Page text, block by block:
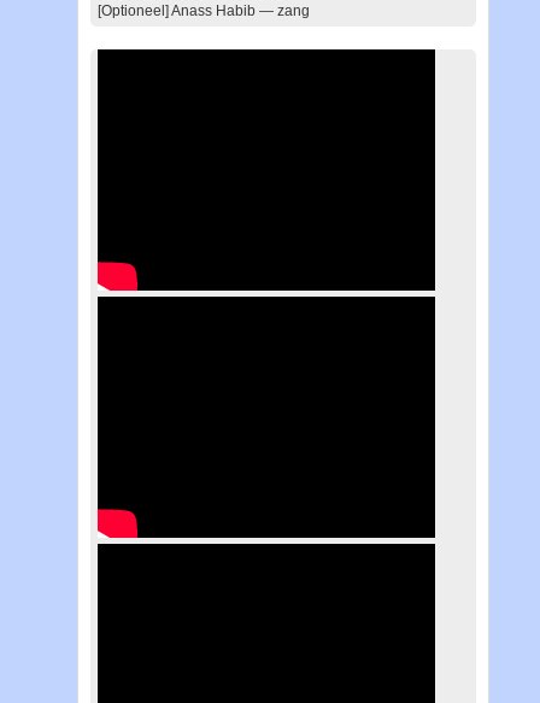
[Optioneel] Anass Habib — zang